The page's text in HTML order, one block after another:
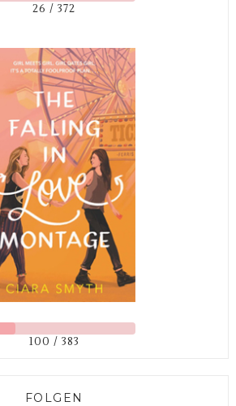
26 / 372
100 / 383
FOLGEN